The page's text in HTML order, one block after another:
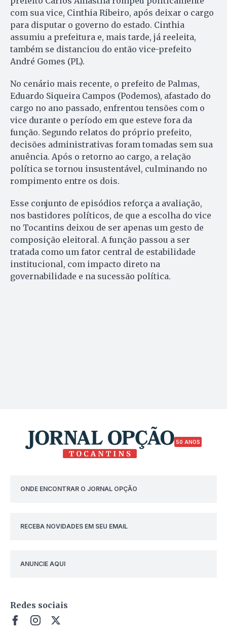
com sua vice, Cinthia Ribeiro, após deixar o cargo
para disputar o governo do estado. Cinthia
assumiu a prefeitura e, mais tarde, já reeleita,
também se distanciou do então vice-prefeito
André Gomes (PL).
No cenário mais recente, o prefeito de Palmas,
Eduardo Siqueira Campos (Podemos), afastado do
cargo no ano passado, enfrentou tensões com o
vice durante o período em que esteve fora da
função. Segundo relatos do próprio prefeito,
decisões administrativas foram tomadas sem sua
anuência. Após o retorno ao cargo, a relação
política se tornou insustentável, culminando no
rompimento entre os dois.
Esse conjunto de episódios reforça a avaliação,
nos bastidores políticos, de que a escolha do vice
no Tocantins deixou de ser apenas um gesto de
composição eleitoral. A função passou a ser
tratada como um fator central de estabilidade
institucional, com impacto direto na
governabilidade e na sucessão política.
50 ANOS
ONDE ENCONTRAR O JORNAL OPÇÃO
RECEBA NOVIDADES EM SEU EMAIL
ANUNCIE AQUI
Redes sociais